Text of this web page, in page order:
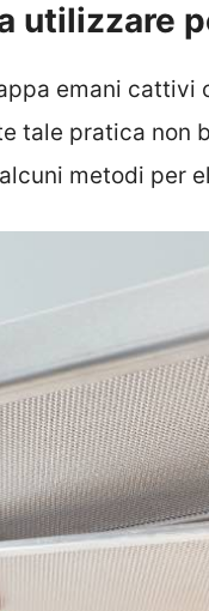
utilizzare
emani cattivi
tale pratica non
metodi per